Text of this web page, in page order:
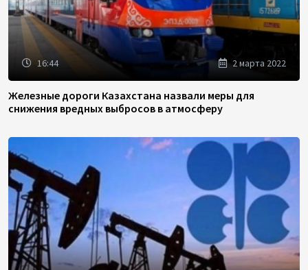
16:44 2 марта 2022
Железные дороги Казахстана назвали меры для
снижения вредных выбросов в атмосферу